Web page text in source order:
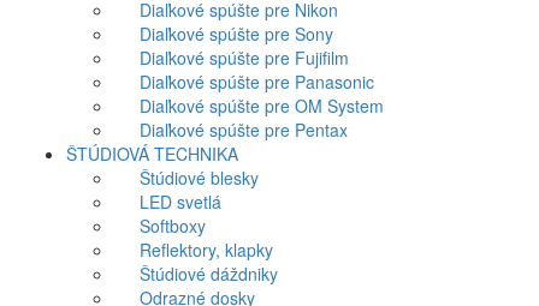
Diaľkové spúšte pre Nikon
Diaľkové spúšte pre Sony
Diaľkové spúšte pre Fujifilm
Diaľkové spúšte pre Panasonic
Diaľkové spúšte pre OM System
Diaľkové spúšte pre Pentax
ŠTÚDIOVÁ TECHNIKA
Štúdiové blesky
LED svetlá
Softboxy
Reflektory, klapky
Štúdiové dáždniky
Odrazné dosky